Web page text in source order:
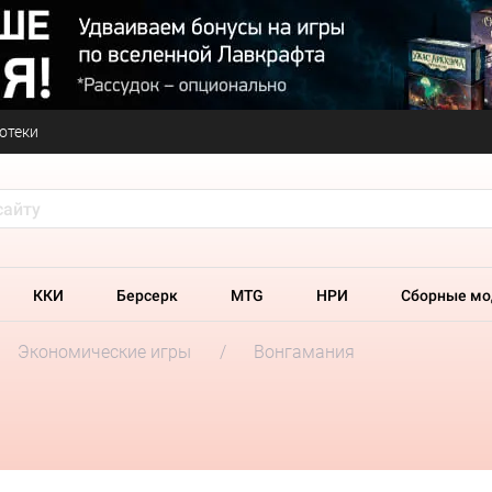
ККИ Берсерк MTG НРИ Сборные
Экономические игры Вонгамания